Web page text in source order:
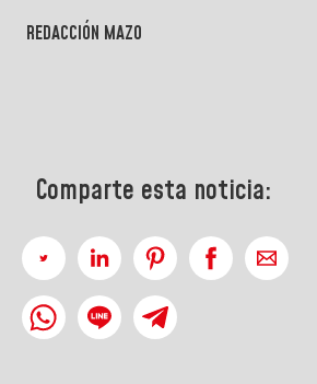
REDACCIÓN MAZO
Comparte esta noticia: